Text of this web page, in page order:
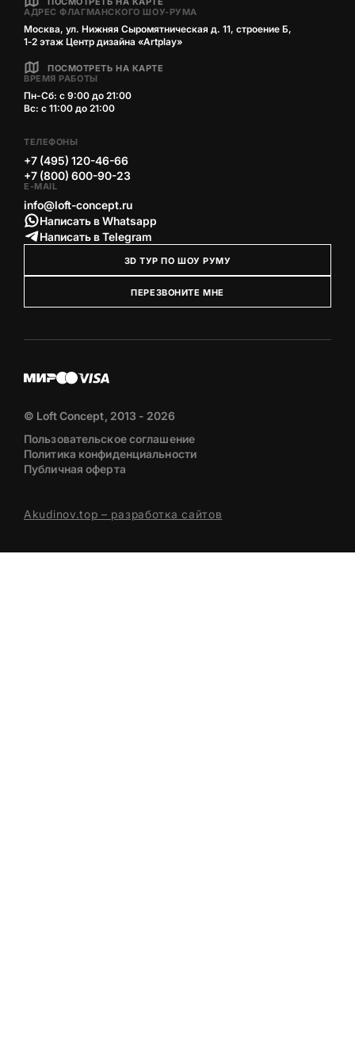
АДРЕС ФЛАГМАНСКОГО ШОУ-РУМА
Москва, ул. Нижняя Сыромятническая д. 11, строение Б,
1‑2 этаж Центр дизайна «Artplay»
ПОСМОТРЕТЬ НА КАРТЕ
ВРЕМЯ РАБОТЫ
Пн-Сб: с 9:00 до 21:00
Вс: с 11:00 до 21:00
ТЕЛЕФОНЫ
+7 (495) 120-46-66
+7 (800) 600-90-23
E-MAIL
info@loft-concept.ru
Написать в Whatsapp
Написать в Telegram
3D ТУР ПО ШОУ РУМУ
ПЕРЕЗВОНИТЕ МНЕ
© Loft Concept, 2013 - 2026
Пользовательское соглашение
Политика конфиденциальности
Публичная оферта
Akudinov.top – разработка сайтов